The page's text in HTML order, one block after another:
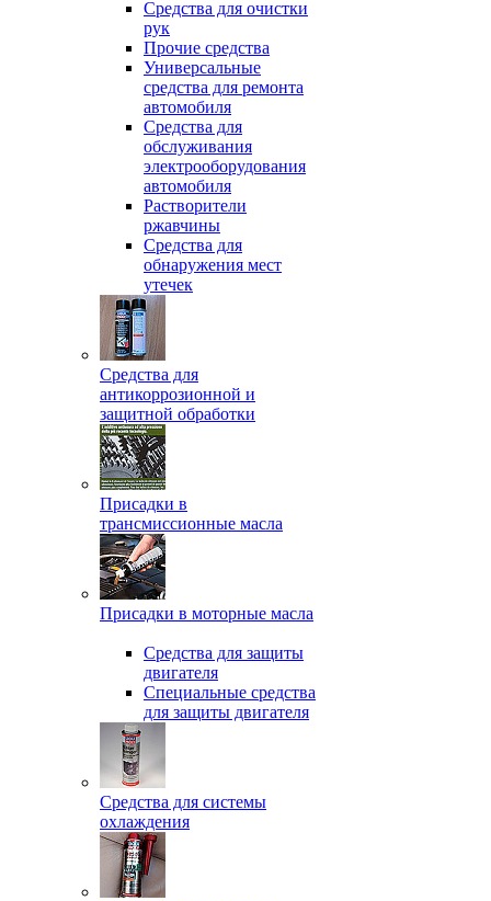
Средства для очистки
рук
Прочие средства
Универсальные
средства для ремонта
автомобиля
Средства для
обслуживания
электрооборудования
автомобиля
Растворители
ржавчины
Средства для
обнаружения мест
утечек
Средства для
антикоррозионной и
защитной обработки
Присадки в
трансмиссионные масла
Присадки в моторные масла
Средства для защиты
двигателя
Специальныe средства
для защиты двигателя
Средства для системы
охлаждения